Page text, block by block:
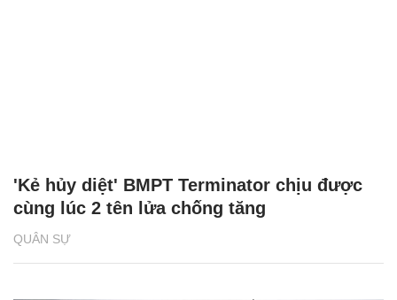
QUÂN SỰ
'Kẻ hủy diệt' BMPT Terminator chịu được
cùng lúc 2 tên lửa chống tăng